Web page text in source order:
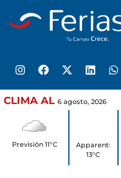
6 agosto, 2026
Previsión 11°C
Apparent:
13°C